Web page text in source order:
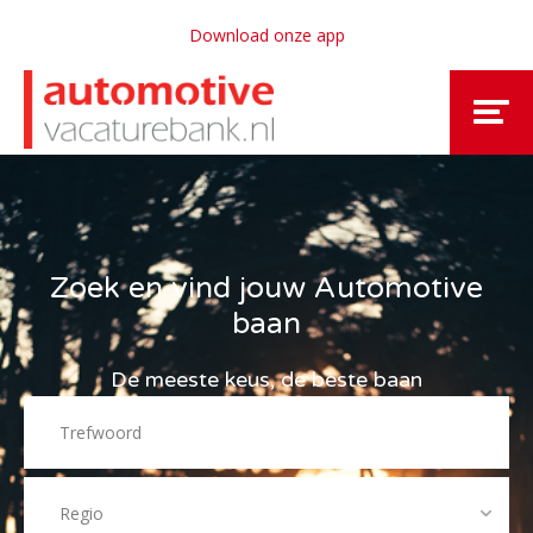
Download onze app
Zoek en vind jouw Automotive
baan
De meeste keus, de beste baan